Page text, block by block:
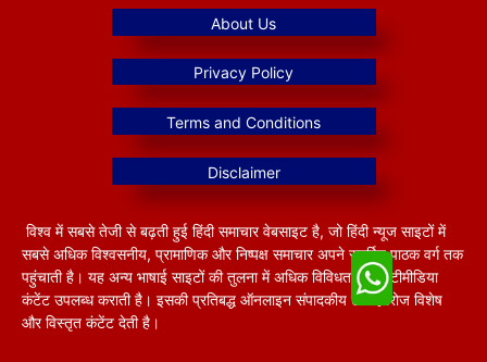
विश्व में सबसे तेजी से बढ़ती हुई हिंदी समाचार वेबसाइट है, जो हिंदी न्यूज साइटों में
सबसे अधिक विश्वसनीय, प्रामाणिक और निष्पक्ष समाचार अपने समर्पित पाठक वर्ग तक
पहुंचाती है। यह अन्य भाषाई साइटों की तुलना में अधिक विविधतापूर्ण मल्टीमीडिया
कंटेंट उपलब्ध कराती है। इसकी प्रतिबद्ध ऑनलाइन संपादकीय टीम हररोज विशेष
और विस्तृत कंटेंट देती है।